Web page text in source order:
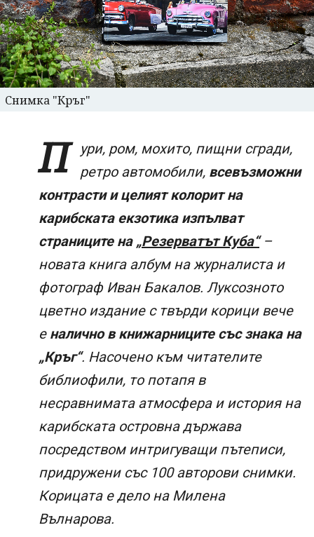
Снимка "Кръг"
П
ури, ром, мохито, пищни сгради,
ретро автомобили, всевъзможни
контрасти и целият колорит на
карибската екзотика изпълват
страниците на „Резерватът Куба“–
новата книга албум на журналиста и
фотограф Иван Бакалов. Луксозното
цветно издание с твърди корици вече
е налично в книжарниците със знака на
„Кръг“. Насочено към читателите
библиофили, то потапя в
несравнимата атмосфера и история на
карибската островна държава
посредством интригуващи пътеписи,
придружени със 100 авторови снимки.
Корицата е дело на Милена
Вълнарова.